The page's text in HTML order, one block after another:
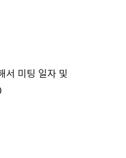
서 미팅 일자 및